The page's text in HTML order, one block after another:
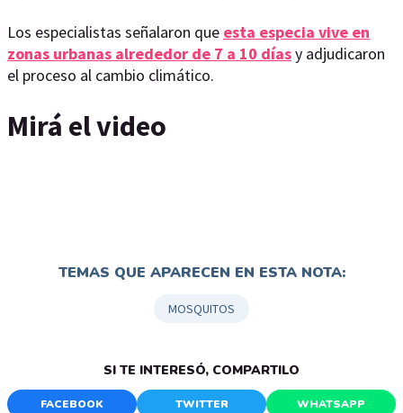
Los especialistas señalaron que esta especia vive en
zonas urbanas alrededor de 7 a 10 díasy adjudicaron
el proceso al cambio climático.
Mirá el video
TEMAS QUE APARECEN EN ESTA NOTA:
MOSQUITOS
SI TE INTERESÓ, COMPARTILO
FACEBOOK TWITTER WHATSAPP